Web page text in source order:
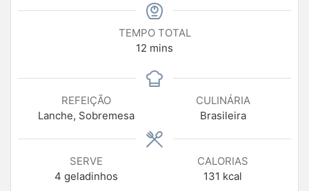
TEMPO TOTAL
12 mins
REFEIÇÃO
Lanche, Sobremesa
CULINÁRIA
Brasileira
SERVE
4 geladinhos
CALORIAS
131 kcal